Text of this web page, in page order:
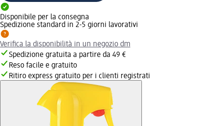
Disponibile per la consegna
Spedizione standard in 2-5 giorni lavorativi
Verifica la disponibilità in un negozio dm
Spedizione gratuita a partire da 49 €
Reso facile e gratuito
Ritiro express gratuito per i clienti registrati